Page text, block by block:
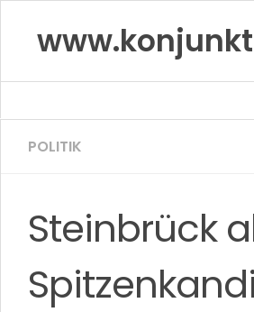
content
POLITIK
Steinbrück